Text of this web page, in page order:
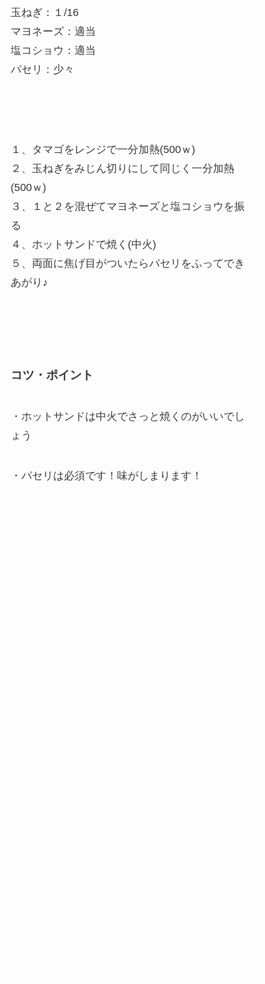
玉ねぎ：１/16
マヨネーズ：適当
塩コショウ：適当
パセリ：少々
１、タマゴをレンジで一分加熱(500ｗ)
２、玉ねぎをみじん切りにして同じく一分加熱
(500ｗ)
３、１と２を混ぜてマヨネーズと塩コショウを振
る
４、ホットサンドで焼く(中火)
５、両面に焦げ目がついたらパセリをふってでき
あがり♪
コツ・ポイント
・ホットサンドは中火でさっと焼くのがいいでし
ょう
・パセリは必須です！味がしまります！